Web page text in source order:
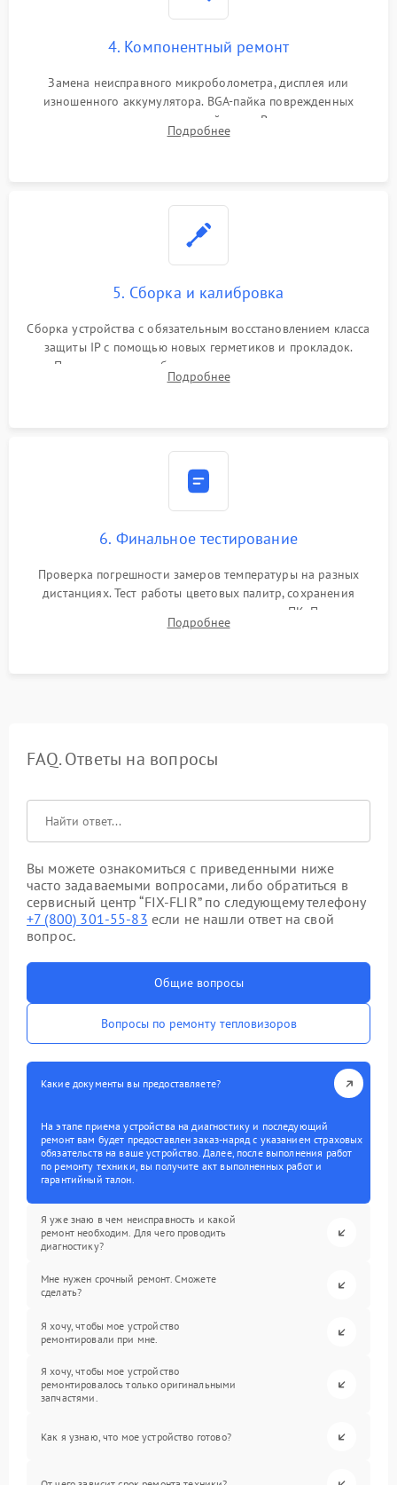
4. Компонентный ремонт
Замена неисправного микроболометра, дисплея или
изношенного аккумулятора. BGA-пайка поврежденных
контроллеров на материнской плате. Восстановление
разъемов и кнопок, замена поврежденных элементов
Подробнее
5. Сборка и калибровка
Сборка устройства с обязательным восстановлением класса
защиты IP с помощью новых герметиков и прокладок.
Программная калибровка матрицы по эталонному
абсолютно черному телу для точного измерения температур.
Подробнее
6. Финальное тестирование
Проверка погрешности замеров температуры на разных
дистанциях. Тест работы цветовых палитр, сохранения
термограмм в память и передачи данных на ПК. Проверка
автономности работы и итоговый контроль качества.
Подробнее
FAQ. Ответы на вопросы
Вы можете ознакомиться с приведенными ниже
часто задаваемыми вопросами, либо обратиться в
сервисный центр “FIX-FLIR” по следующему телефону
+7 (800) 301-55-83 если не нашли ответ на свой
вопрос.
Общие вопросы
Вопросы по ремонту тепловизоров
Какие документы вы предоставляете?
На этапе приема устройства на диагностику и последующий
ремонт вам будет предоставлен заказ-наряд с указанием страховых
обязательств на ваше устройство. Далее, после выполнения работ
по ремонту техники, вы получите акт выполненных работ и
гарантийный талон.
Я уже знаю в чем неисправность и какой
ремонт необходим. Для чего проводить
диагностику?
Мне нужен срочный ремонт. Сможете
сделать?
Я хочу, чтобы мое устройство
ремонтировали при мне.
Я хочу, чтобы мое устройство
ремонтировалось только оригинальными
запчастями.
Как я узнаю, что мое устройство готово?